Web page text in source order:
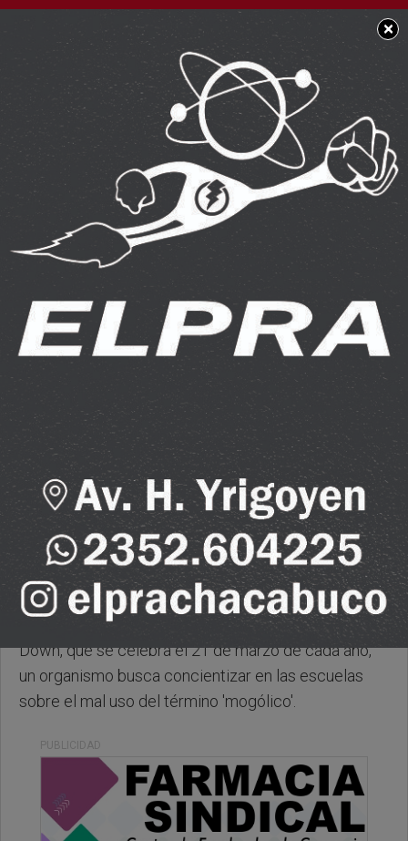
×
SOCIEDAD
Día Mundial del
Síndrome de Down
Sabado, 21 de Marzo de 2026 . 08:28 Hs.
En el Día Mundial de las Personas con Síndrome de
Down, que se celebra el 21 de marzo de cada año,
un organismo busca concientizar en las escuelas
sobre el mal uso del término 'mogólico'.
PUBLICIDAD